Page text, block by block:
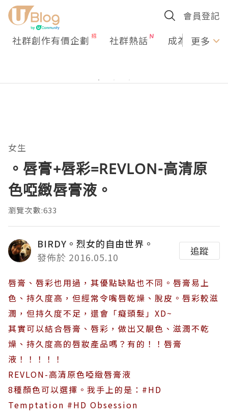
會員登記
社群創作有價企劃 社群熱話 成為U更多
女生
。唇膏+唇彩=REVLON-高清原
色啞緻唇膏液。
瀏覽次數:633
BIRDY。烈女的自由世界。
發佈於 2016.05.10
追蹤
唇膏、唇彩也用過，其優點缺點也不同。唇膏易上
色、持久度高，但經常令嘴唇乾燥、脫皮。唇彩較滋
潤，但持久度不足，還會「癡頭髮」XD~
其實可以結合唇膏、唇彩，做出又靚色、滋潤不乾
燥、持久度高的唇妝產品嗎？有的！！唇膏
液！！！！！
REVLON-高清原色啞緻唇膏液
8種顏色可以選擇。我手上的是：#HD
Temptation #HD Obsession